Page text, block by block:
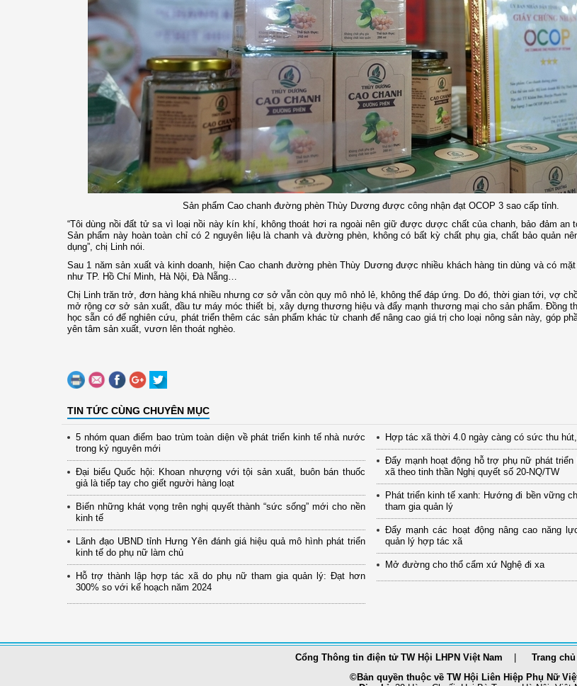
Sản phẩm Cao chanh đường phèn Thùy Dương được công nhận đạt OCOP 3 sao cấp tỉnh.
“Tôi dùng nồi đất tử sa vì loại nồi này kín khí, không thoát hơi ra ngoài nên giữ được dược chất của chanh, bảo đảm an
Sản phẩm này hoàn toàn chỉ có 2 nguyên liệu là chanh và đường phèn, không có bất kỳ chất phụ gia, chất bảo quản
dụng”, chị Linh nói.
Sau 1 năm sản xuất và kinh doanh, hiện Cao chanh đường phèn Thùy Dương được nhiều khách hàng tin dùng và có
như TP. Hồ Chí Minh, Hà Nội, Đà Nẵng…
Chị Linh trăn trở, đơn hàng khá nhiều nhưng cơ sở vẫn còn quy mô nhỏ lẻ, không thể đáp ứng. Do đó, thời gian tới, vợ
mở rộng cơ sở sản xuất, đầu tư máy móc thiết bị, xây dựng thương hiệu và đẩy mạnh thương mại cho sản phẩm. Đồng
học sẵn có để nghiên cứu, phát triển thêm các sản phẩm khác từ chanh để nâng cao giá trị cho loại nông sản này, góp
yên tâm sản xuất, vươn lên thoát nghèo.
TIN TỨC CÙNG CHUYÊN MỤC
5 nhóm quan điểm bao trùm toàn diện về phát triển kinh tế nhà nước
trong kỷ nguyên mới
Đại biểu Quốc hội: Khoan nhượng với tội sản xuất, buôn bán thuốc
giả là tiếp tay cho giết người hàng loạt
Biến những khát vọng trên nghị quyết thành “sức sống” mới cho nền
kinh tế
Lãnh đạo UBND tỉnh Hưng Yên đánh giá hiệu quả mô hình phát triển
kinh tế do phụ nữ làm chủ
Hỗ trợ thành lập hợp tác xã do phụ nữ tham gia quản lý: Đạt hơn
300% so với kế hoạch năm 2024
Hợp tác xã thời 4.0 ngày càng có sức thu
Đẩy mạnh hoạt động hỗ trợ phụ nữ phát
xã theo tinh thần Nghị quyết số 20-NQ/TW
Phát triển kinh tế xanh: Hướng đi bền vững
tham gia quản lý
Đẩy mạnh các hoạt động nâng cao năng
quản lý hợp tác xã
Mở đường cho thổ cẩm xứ Nghệ đi xa
Cổng Thông tin điện tử TW Hội LHPN Việt Nam Trang chủ
©Bản quyền thuộc về TW Hội Liên Hiệp Phụ Nữ